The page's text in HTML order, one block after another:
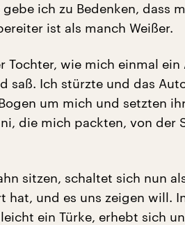
ich zu Bedenken, dass
ist als manch Weißer.
Tochter, wie mich einmal
saß. Ich stürzte und das
um mich und setzten
die mich packten, von der
sitzen, schaltet sich nun
hat, und es uns zeigen will.
ein Türke, erhebt sich